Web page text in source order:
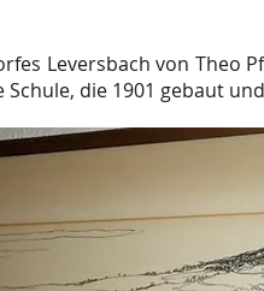
Leversbach von Theo
die 1901 gebaut